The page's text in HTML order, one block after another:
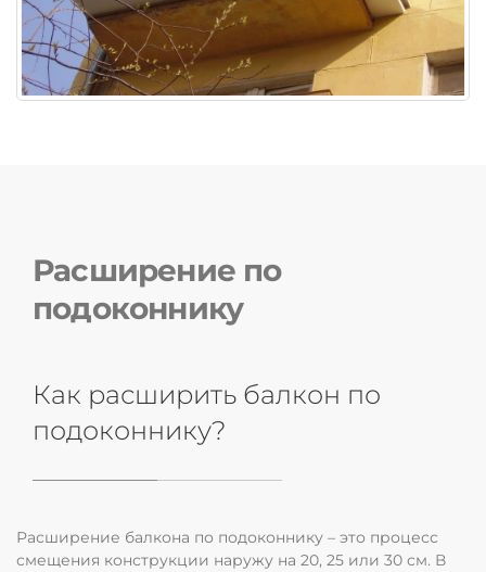
Расширение по
подоконнику
Как расширить балкон по
подоконнику?
Расширение балкона по подоконнику – это процесс
смещения конструкции наружу на 20, 25 или 30 см. В